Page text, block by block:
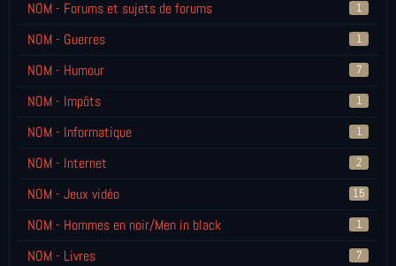
NOM - Forums et sujets de forums 1
NOM - Guerres 1
NOM - Humour 7
NOM - Impôts 1
NOM - Informatique 1
NOM - Internet 2
NOM - Jeux vidéo 15
NOM - Hommes en noir/Men in black 1
NOM - Livres 7